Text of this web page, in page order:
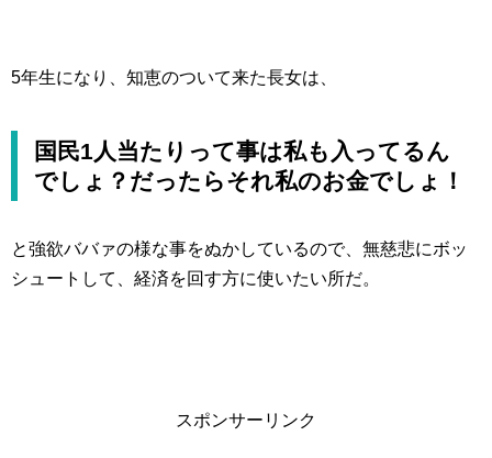
5年生になり、知恵のついて来た長女は、
国民1人当たりって事は私も入ってるん
でしょ？だったらそれ私のお金でしょ！
と強欲ババァの様な事をぬかしているので、無慈悲にボッ
シュートして、経済を回す方に使いたい所だ。
スポンサーリンク